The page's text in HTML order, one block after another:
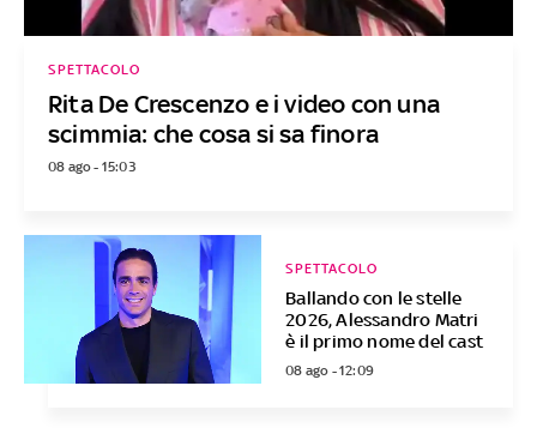
Rita De Crescenzo e i video con una
scimmia: che cosa si sa finora
SPETTACOLO
08 ago - 15:03
Ballando con le stelle
2026, Alessandro Matri
è il primo nome del cast
SPETTACOLO
08 ago - 12:09